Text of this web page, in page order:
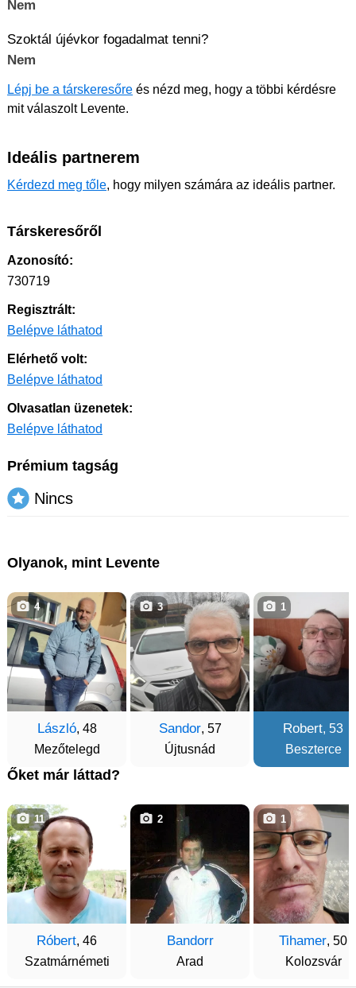
Nem
Szoktál újévkor fogadalmat tenni?
Nem
Lépj be a társkeresőre és nézd meg, hogy a többi kérdésre
mit válaszolt Levente.
Ideális partnerem
Kérdezd meg tőle, hogy milyen számára az ideális partner.
Társkeresőről
Azonosító:
730719
Regisztrált:
Belépve láthatod
Elérhető volt:
Belépve láthatod
Olvasatlan üzenetek:
Belépve láthatod
Prémium tagság
Nincs
Olyanok, mint Levente
László, 48
Mezőtelegd
4
Sandor, 57
Újtusnád
3
Robert, 53
Beszterce
1
Őket már láttad?
Róbert, 46
Szatmárnémeti
11
Bandorr
Arad
2
Tihamer, 50
Kolozsvár
1